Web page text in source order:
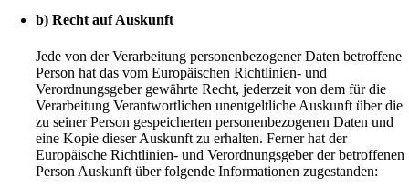
b) Recht auf Auskunft
Jede von der Verarbeitung personenbezogener Daten betroffene
Person hat das vom Europäischen Richtlinien- und
Verordnungsgeber gewährte Recht, jederzeit von dem für die
Verarbeitung Verantwortlichen unentgeltliche Auskunft über die
zu seiner Person gespeicherten personenbezogenen Daten und
eine Kopie dieser Auskunft zu erhalten. Ferner hat der
Europäische Richtlinien- und Verordnungsgeber der betroffenen
Person Auskunft über folgende Informationen zugestanden: